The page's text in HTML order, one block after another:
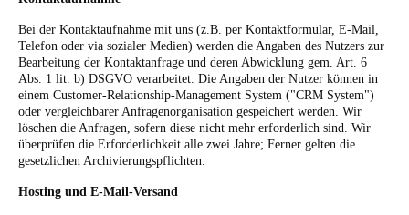
Bei der Kontaktaufnahme mit uns (z.B. per Kontaktformular, E-Mail,
Telefon oder via sozialer Medien) werden die Angaben des Nutzers zur
Bearbeitung der Kontaktanfrage und deren Abwicklung gem. Art. 6
Abs. 1 lit. b) DSGVO verarbeitet. Die Angaben der Nutzer können in
einem Customer-Relationship-Management System ("CRM System")
oder vergleichbarer Anfragenorganisation gespeichert werden. Wir
löschen die Anfragen, sofern diese nicht mehr erforderlich sind. Wir
überprüfen die Erforderlichkeit alle zwei Jahre; Ferner gelten die
gesetzlichen Archivierungspflichten.
Hosting und E-Mail-Versand